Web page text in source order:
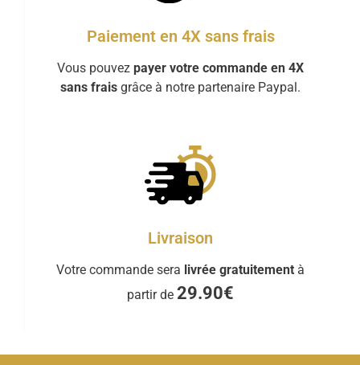
Paiement en 4X sans frais
Vous pouvez payer votre commande en 4X
sans frais grâce à notre partenaire Paypal.
Livraison
Votre commande sera livrée gratuitement à
partir de 29.90€